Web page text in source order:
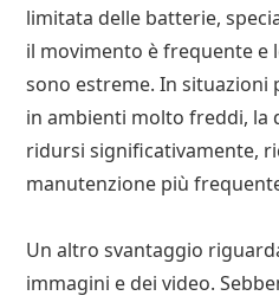
limitata delle batterie,
il movimento è frequente e
sono estreme. In
in ambienti molto freddi, la
ridursi significativamente,
manutenzione più
Un altro svantaggio
immagini e dei video.